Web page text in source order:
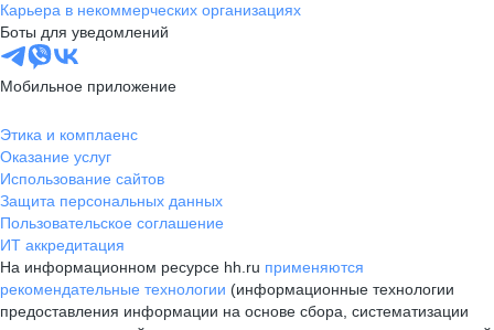
Карьера в некоммерческих организациях
Боты для уведомлений
Мобильное приложение
Этика и комплаенс
Оказание услуг
Использование сайтов
Защита персональных данных
Пользовательское соглашение
ИТ аккредитация
На информационном ресурсе hh.ru применяются
рекомендательные технологии (информационные технологии
предоставления информации на основе сбора, систематизации